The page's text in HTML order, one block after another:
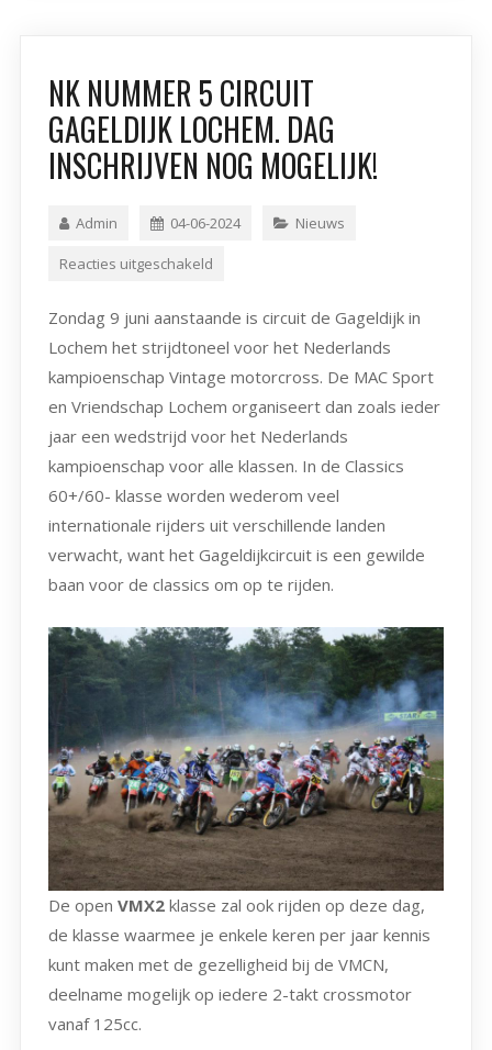
NK NUMMER 5 CIRCUIT
GAGELDIJK LOCHEM. DAG
INSCHRIJVEN NOG MOGELIJK!
Admin 04-06-2024 Nieuws
Reacties uitgeschakeld
Zondag 9 juni aanstaande is circuit de Gageldijk in
Lochem het strijdtoneel voor het Nederlands
kampioenschap Vintage motorcross. De MAC Sport
en Vriendschap Lochem organiseert dan zoals ieder
jaar een wedstrijd voor het Nederlands
kampioenschap voor alle klassen. In de Classics
60+/60- klasse worden wederom veel
internationale rijders uit verschillende landen
verwacht, want het Gageldijkcircuit is een gewilde
baan voor de classics om op te rijden.
De open VMX2 klasse zal ook rijden op deze dag,
de klasse waarmee je enkele keren per jaar kennis
kunt maken met de gezelligheid bij de VMCN,
deelname mogelijk op iedere 2-takt crossmotor
vanaf 125cc.